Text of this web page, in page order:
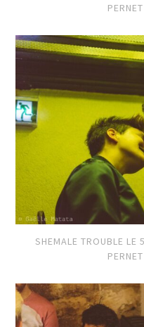
SHEMALE TROUBLE LE